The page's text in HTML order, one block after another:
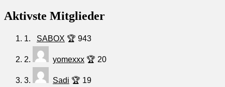
Aktivste Mitglieder
1. SABOX 🏆 943
2. yomexxx 🏆 20
3. Sadi 🏆 19